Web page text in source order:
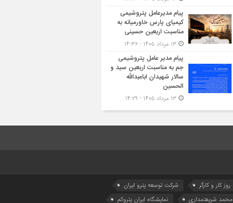
پیام مدیرعامل پتروشیمی
کیمیای پارس خاورمیانه به
مناسبت اربعین حسینی
پیام مدیر عامل پتروشیمی
جم به مناسبت اربعین سید و
سالار شهیدان اباعبدالله
الحسین
روز کار و کارگر
شركت توسعه پترو ایران
محمد شریعتمداری نمایشگاه ایران پتروکم